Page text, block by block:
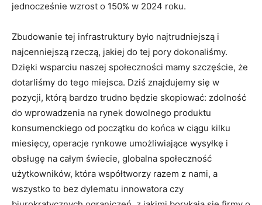
jednocześnie wzrost o 150% w 2024 roku.
Zbudowanie tej infrastruktury było najtrudniejszą i
najcenniejszą rzeczą, jakiej do tej pory dokonaliśmy.
Dzięki wsparciu naszej społeczności mamy szczęście, że
dotarliśmy do tego miejsca. Dziś znajdujemy się w
pozycji, którą bardzo trudno będzie skopiować: zdolność
do wprowadzenia na rynek dowolnego produktu
konsumenckiego od początku do końca w ciągu kilku
miesięcy, operacje rynkowe umożliwiające wysyłkę i
obsługę na całym świecie, globalna społeczność
użytkowników, która współtworzy razem z nami, a
wszystko to bez dylematu innowatora czy